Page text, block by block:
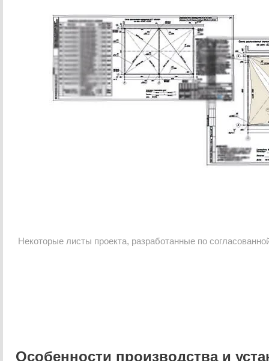
Некоторые листы проекта, разработанные по
Особенности производства и